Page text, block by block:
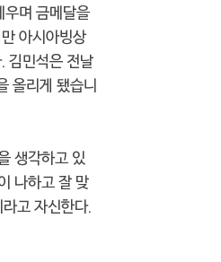
며 금메달을
아시아빙상
김민석은 전날
올리게 됐습니
생각하고 있
나하고 잘 맞
고 자신한다.